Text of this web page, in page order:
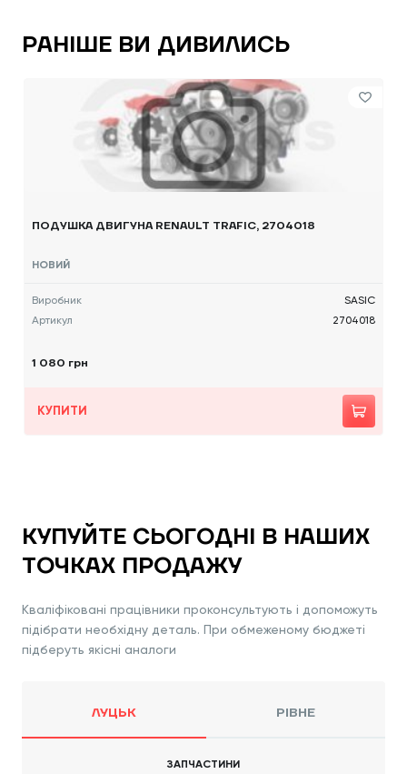
РАНІШЕ ВИ ДИВИЛИСЬ
ПОДУШКА ДВИГУНА RENAULT TRAFIC, 2704018
НОВИЙ
Виробник
SASIC
Артикул
2704018
1 080 грн
КУПИТИ
КУПУЙТЕ СЬОГОДНІ В НАШИХ
ТОЧКАХ ПРОДАЖУ
Кваліфіковані працівники проконсультують і допоможуть
підібрати необхідну деталь. При обмеженому бюджеті
підберуть якісні аналоги
ЛУЦЬК РІВНЕ
ЗАПЧАСТИНИ